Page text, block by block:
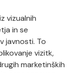
vizualnih
in se
javnosti. To
vizitk,
marketinških